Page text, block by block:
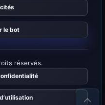
le bot
réservés.